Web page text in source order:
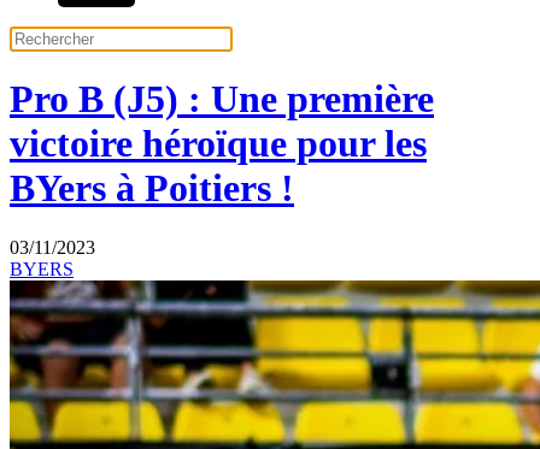
Pro B (J5) : Une première
victoire héroïque pour les
BYers à Poitiers !
03/11/2023
BYERS